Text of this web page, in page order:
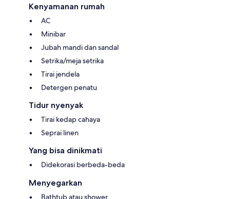
Kenyamanan rumah
AC
Minibar
Jubah mandi dan sandal
Setrika/meja setrika
Tirai jendela
Detergen penatu
Tidur nyenyak
Tirai kedap cahaya
Seprai linen
Yang bisa dinikmati
Didekorasi berbeda-beda
Menyegarkan
Bathtub atau shower